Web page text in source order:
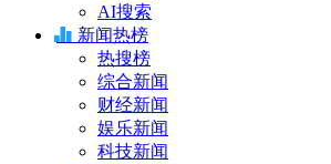
AI搜索
新闻热榜
热搜榜
综合新闻
财经新闻
娱乐新闻
科技新闻